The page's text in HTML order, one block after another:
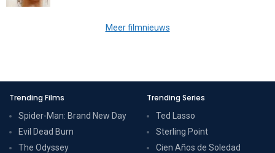
Meer filmnieuws
Trending Films
Spider-Man: Brand New Day
Evil Dead Burn
The Odyssey
Trending Series
Ted Lasso
Sterling Point
Cien Años de Soledad